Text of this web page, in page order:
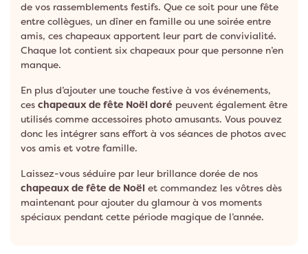
de vos rassemblements festifs. Que ce soit pour une fête
entre collègues, un dîner en famille ou une soirée entre
amis, ces chapeaux apportent leur part de convivialité.
Chaque lot contient six chapeaux pour que personne n’en
manque.
En plus d’ajouter une touche festive à vos événements,
ces chapeaux de fête Noël doré peuvent également être
utilisés comme accessoires photo amusants. Vous pouvez
donc les intégrer sans effort à vos séances de photos avec
vos amis et votre famille.
Laissez-vous séduire par leur brillance dorée de nos
chapeaux de fête de Noël et commandez les vôtres dès
maintenant pour ajouter du glamour à vos moments
spéciaux pendant cette période magique de l’année.